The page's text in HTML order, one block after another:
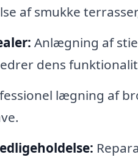
af smukke
Anlægning af
dens
lægning af